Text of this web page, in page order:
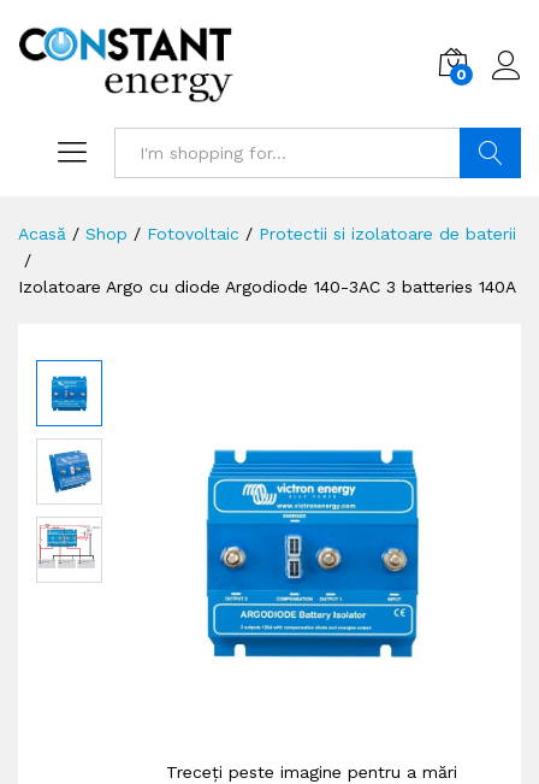
0
Acasă / Shop / Fotovoltaic / Protectii si izolatoare de baterii
/
Izolatoare Argo cu diode Argodiode 140-3AC 3 batteries 140A
Treceți peste imagine pentru a mări